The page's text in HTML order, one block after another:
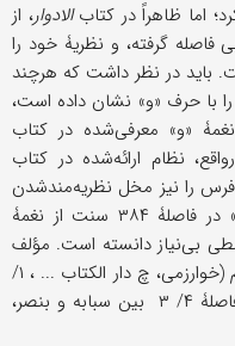
اما ظاهراً در کتابالادوار، از
فاصله گرفته، و نظریۀ خود را
باید در نظر داشت که هرچند
با حرف «و» نشان داده است،
«و» معرفی‌شده در کتاب
را نیز مخل نظریه‌مندشدن
موسیقی می‌داند و با پیشنهاد نغمۀ «و» در فاصلۀ ۳۸۴ سنت از نغمۀ
بی‌نیاز دانسته است. مؤلف
(خوارزمی، چ دار الکتاب ... ، ۱/
۲۶۱) فاصلۀ وسطای زلزل را به‌تقریب در فاصلۀ ۴/ ۳ بین سبابه و بنصر،